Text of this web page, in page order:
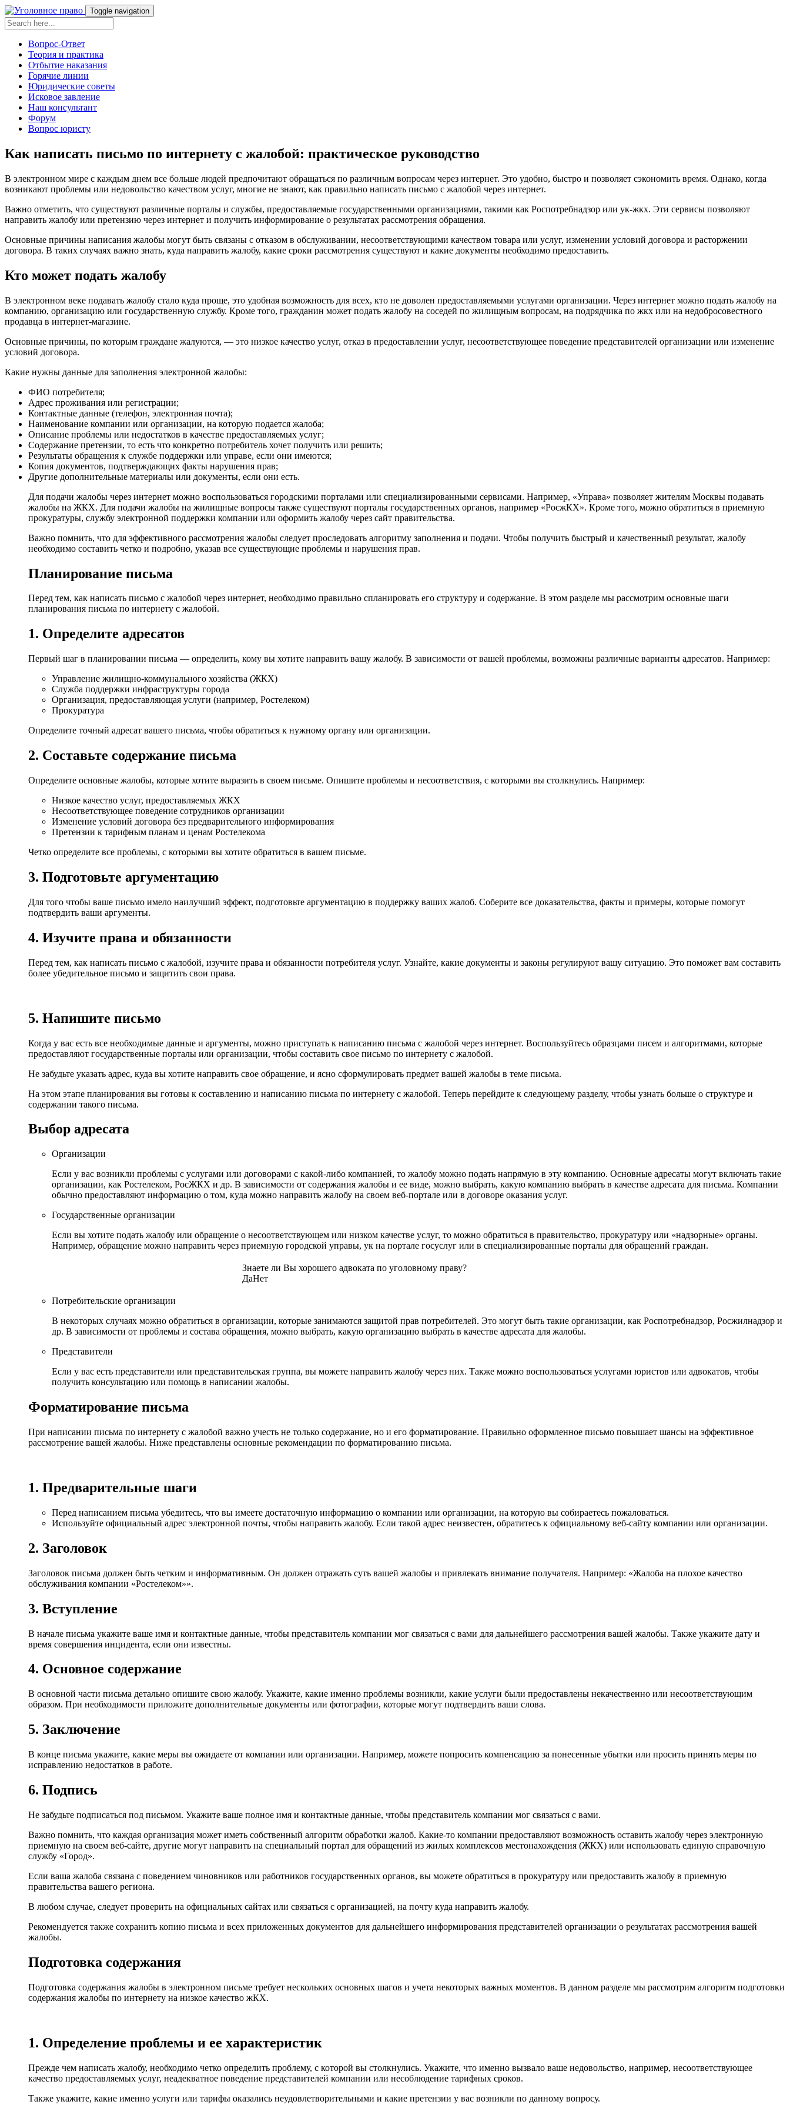
Toggle navigation
Вопрос-Ответ
Теория и практика
Отбытие наказания
Горячие линии
Юридические советы
Исковое завление
Наш консультант
Форум
Вопрос юристу
Как написать письмо по интернету с жалобой: практическое руководство
В электронном мире с каждым днем все больше людей предпочитают обращаться по различным вопросам через интернет. Это удобно, быстро и позволяет сэкономить время. Однако, когда
возникают проблемы или недовольство качеством услуг, многие не знают, как правильно написать письмо с жалобой через интернет.
Важно отметить, что существуют различные порталы и службы, предоставляемые государственными организациями, такими как Роспотребнадзор или ук-жкх. Эти сервисы позволяют
направить жалобу или претензию через интернет и получить информирование о результатах рассмотрения обращения.
Основные причины написания жалобы могут быть связаны с отказом в обслуживании, несоответствующими качеством товара или услуг, изменении условий договора и расторжении
договора. В таких случаях важно знать, куда направить жалобу, какие сроки рассмотрения существуют и какие документы необходимо предоставить.
Кто может подать жалобу
В электронном веке подавать жалобу стало куда проще, это удобная возможность для всех, кто не доволен предоставляемыми услугами организации. Через интернет можно подать жалобу на
компанию, организацию или государственную службу. Кроме того, гражданин может подать жалобу на соседей по жилищным вопросам, на подрядчика по жкх или на недобросовестного
продавца в интернет-магазине.
Основные причины, по которым граждане жалуются, — это низкое качество услуг, отказ в предоставлении услуг, несоответствующее поведение представителей организации или изменение
условий договора.
Какие нужны данные для заполнения электронной жалобы:
ФИО потребителя;
Адрес проживания или регистрации;
Контактные данные (телефон, электронная почта);
Наименование компании или организации, на которую подается жалоба;
Описание проблемы или недостатков в качестве предоставляемых услуг;
Содержание претензии, то есть что конкретно потребитель хочет получить или решить;
Результаты обращения к службе поддержки или управе, если они имеются;
Копия документов, подтверждающих факты нарушения прав;
Другие дополнительные материалы или документы, если они есть.
Для подачи жалобы через интернет можно воспользоваться городскими порталами или специализированными сервисами. Например, «Управа» позволяет жителям Москвы подавать
жалобы на ЖКХ. Для подачи жалобы на жилищные вопросы также существуют порталы государственных органов, например «РосжКХ». Кроме того, можно обратиться в приемную
прокуратуры, службу электронной поддержки компании или оформить жалобу через сайт правительства.
Важно помнить, что для эффективного рассмотрения жалобы следует проследовать алгоритму заполнения и подачи. Чтобы получить быстрый и качественный результат, жалобу
необходимо составить четко и подробно, указав все существующие проблемы и нарушения прав.
Планирование письма
Перед тем, как написать письмо с жалобой через интернет, необходимо правильно спланировать его структуру и содержание. В этом разделе мы рассмотрим основные шаги
планирования письма по интернету с жалобой.
1. Определите адресатов
Первый шаг в планировании письма — определить, кому вы хотите направить вашу жалобу. В зависимости от вашей проблемы, возможны различные варианты адресатов. Например:
Управление жилищно-коммунального хозяйства (ЖКХ)
Служба поддержки инфраструктуры города
Организация, предоставляющая услуги (например, Ростелеком)
Прокуратура
Определите точный адресат вашего письма, чтобы обратиться к нужному органу или организации.
2. Составьте содержание письма
Определите основные жалобы, которые хотите выразить в своем письме. Опишите проблемы и несоответствия, с которыми вы столкнулись. Например:
Низкое качество услуг, предоставляемых ЖКХ
Несоответствующее поведение сотрудников организации
Изменение условий договора без предварительного информирования
Претензии к тарифным планам и ценам Ростелекома
Четко определите все проблемы, с которыми вы хотите обратиться в вашем письме.
3. Подготовьте аргументацию
Для того чтобы ваше письмо имело наилучший эффект, подготовьте аргументацию в поддержку ваших жалоб. Соберите все доказательства, факты и примеры, которые помогут
подтвердить ваши аргументы.
4. Изучите права и обязанности
Перед тем, как написать письмо с жалобой, изучите права и обязанности потребителя услуг. Узнайте, какие документы и законы регулируют вашу ситуацию. Это поможет вам составить
более убедительное письмо и защитить свои права.
5. Напишите письмо
Когда у вас есть все необходимые данные и аргументы, можно приступать к написанию письма с жалобой через интернет. Воспользуйтесь образцами писем и алгоритмами, которые
предоставляют государственные порталы или организации, чтобы составить свое письмо по интернету с жалобой.
Не забудьте указать адрес, куда вы хотите направить свое обращение, и ясно сформулировать предмет вашей жалобы в теме письма.
На этом этапе планирования вы готовы к составлению и написанию письма по интернету с жалобой. Теперь перейдите к следующему разделу, чтобы узнать больше о структуре и
содержании такого письма.
Выбор адресата
Организации
Если у вас возникли проблемы с услугами или договорами с какой-либо компанией, то жалобу можно подать напрямую в эту компанию. Основные адресаты могут включать такие
организации, как Ростелеком, РосЖКХ и др. В зависимости от содержания жалобы и ее виде, можно выбрать, какую компанию выбрать в качестве адресата для письма. Компании
обычно предоставляют информацию о том, куда можно направить жалобу на своем веб-портале или в договоре оказания услуг.
Государственные организации
Если вы хотите подать жалобу или обращение о несоответствующем или низком качестве услуг, то можно обратиться в правительство, прокуратуру или «надзорные» органы.
Например, обращение можно направить через приемную городской управы, ук на портале госуслуг или в специализированные порталы для обращений граждан.
Знаете ли Вы хорошего адвоката по уголовному праву?
ДаНет
Потребительские организации
В некоторых случаях можно обратиться в организации, которые занимаются защитой прав потребителей. Это могут быть такие организации, как Роспотребнадзор, Росжилнадзор и
др. В зависимости от проблемы и состава обращения, можно выбрать, какую организацию выбрать в качестве адресата для жалобы.
Представители
Если у вас есть представители или представительская группа, вы можете направить жалобу через них. Также можно воспользоваться услугами юристов или адвокатов, чтобы
получить консультацию или помощь в написании жалобы.
Форматирование письма
При написании письма по интернету с жалобой важно учесть не только содержание, но и его форматирование. Правильно оформленное письмо повышает шансы на эффективное
рассмотрение вашей жалобы. Ниже представлены основные рекомендации по форматированию письма.
1. Предварительные шаги
Перед написанием письма убедитесь, что вы имеете достаточную информацию о компании или организации, на которую вы собираетесь пожаловаться.
Используйте официальный адрес электронной почты, чтобы направить жалобу. Если такой адрес неизвестен, обратитесь к официальному веб-сайту компании или организации.
2. Заголовок
Заголовок письма должен быть четким и информативным. Он должен отражать суть вашей жалобы и привлекать внимание получателя. Например: «Жалоба на плохое качество
обслуживания компании «Ростелеком»».
3. Вступление
В начале письма укажите ваше имя и контактные данные, чтобы представитель компании мог связаться с вами для дальнейшего рассмотрения вашей жалобы. Также укажите дату и
время совершения инцидента, если они известны.
4. Основное содержание
В основной части письма детально опишите свою жалобу. Укажите, какие именно проблемы возникли, какие услуги были предоставлены некачественно или несоответствующим
образом. При необходимости приложите дополнительные документы или фотографии, которые могут подтвердить ваши слова.
5. Заключение
В конце письма укажите, какие меры вы ожидаете от компании или организации. Например, можете попросить компенсацию за понесенные убытки или просить принять меры по
исправлению недостатков в работе.
6. Подпись
Не забудьте подписаться под письмом. Укажите ваше полное имя и контактные данные, чтобы представитель компании мог связаться с вами.
Важно помнить, что каждая организация может иметь собственный алгоритм обработки жалоб. Какие-то компании предоставляют возможность оставить жалобу через электронную
приемную на своем веб-сайте, другие могут направить на специальный портал для обращений из жилых комплексов местонахождения (ЖКХ) или использовать единую справочную
службу «Город».
Если ваша жалоба связана с поведением чиновников или работников государственных органов, вы можете обратиться в прокуратуру или предоставить жалобу в приемную
правительства вашего региона.
В любом случае, следует проверить на официальных сайтах или связаться с организацией, на почту куда направить жалобу.
Рекомендуется также сохранить копию письма и всех приложенных документов для дальнейшего информирования представителей организации о результатах рассмотрения вашей
жалобы.
Подготовка содержания
Подготовка содержания жалобы в электронном письме требует нескольких основных шагов и учета некоторых важных моментов. В данном разделе мы рассмотрим алгоритм подготовки
содержания жалобы по интернету на низкое качество жКХ.
1. Определение проблемы и ее характеристик
Прежде чем написать жалобу, необходимо четко определить проблему, с которой вы столкнулись. Укажите, что именно вызвало ваше недовольство, например, несоответствующее
качество предоставляемых услуг, неадекватное поведение представителей компании или несоблюдение тарифных сроков.
Также укажите, какие именно услуги или тарифы оказались неудовлетворительными и какие претензии у вас возникли по данному вопросу.